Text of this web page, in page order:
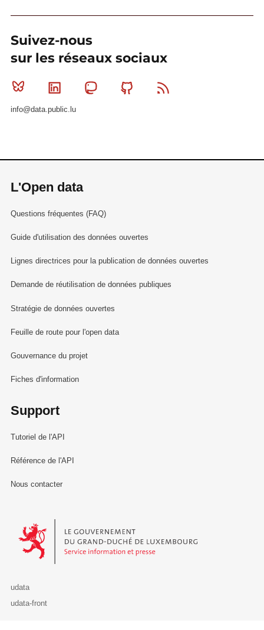
Suivez-nous
sur les réseaux sociaux
Bluesky Linkedin MastodonGithub
info@data.public.lu
L'Open data
Questions fréquentes (FAQ)
Guide d'utilisation des données ouvertes
Lignes directrices pour la publication de données ouvertes
Demande de réutilisation de données publiques
Stratégie de données ouvertes
Feuille de route pour l'open data
Gouvernance du projet
Fiches d'information
Support
Tutoriel de l'API
Référence de l'API
Nous contacter
Le Gouvernement du Grand-Duché de Luxembourg - Service
udata
udata-front